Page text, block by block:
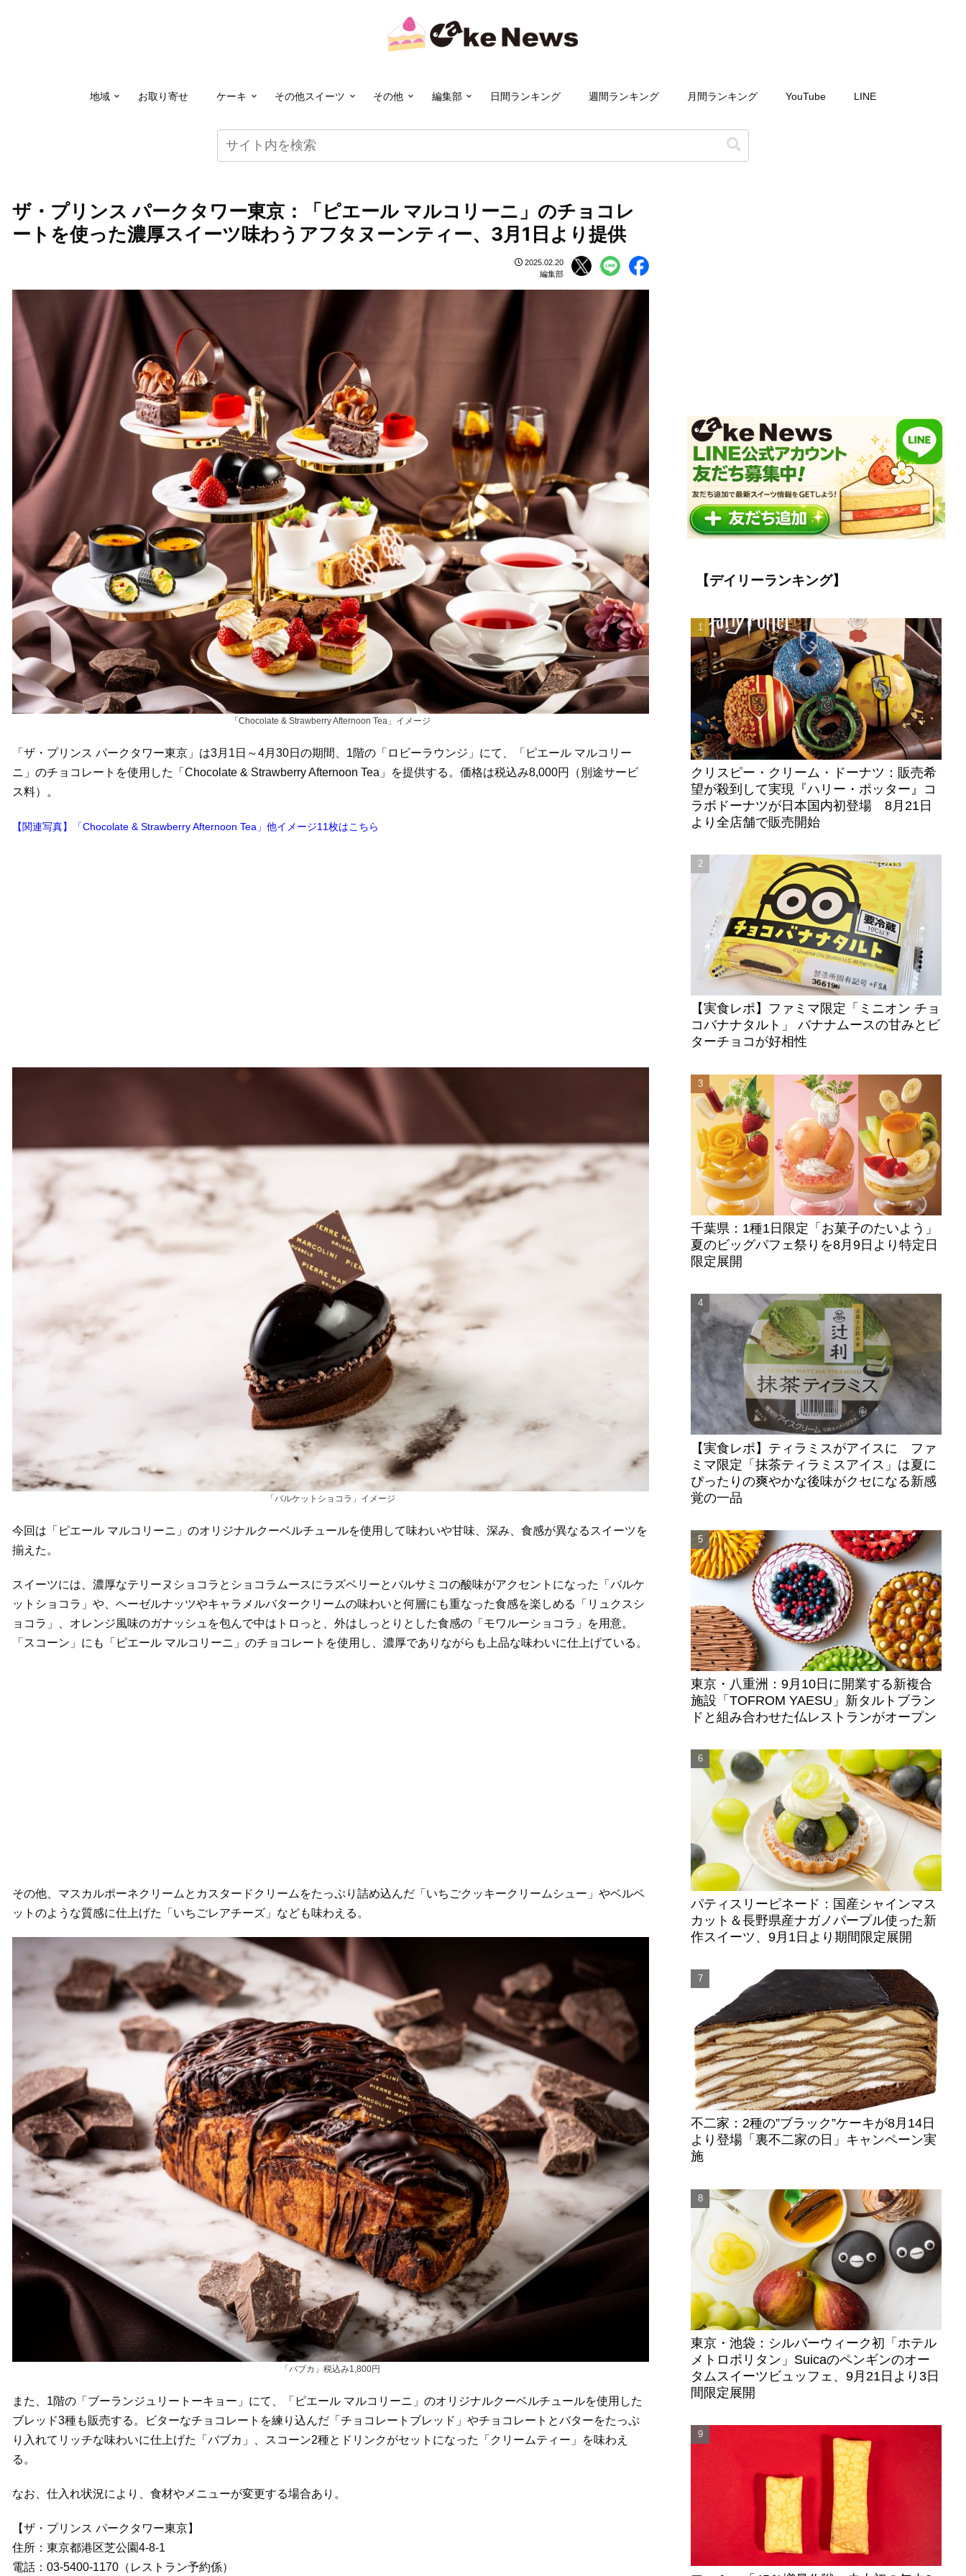
地域 お取り寄せ ケーキ その他スイーツ その他 編集部 日間ランキング 週間ランキング 月間ランキング YouTube LINE
ザ・プリンス パークタワー東京：「ピエール マルコリーニ」のチョコレ
ートを使った濃厚スイーツ味わうアフタヌーンティー、3月1日より提供
2025.02.20
編集部
「Chocolate & Strawberry Afternoon Tea」イメージ
「ザ・プリンス パークタワー東京」は3月1日～4月30日の期間、1階の「ロビーラウンジ」にて、「ピエール マルコリー
ニ」のチョコレートを使用した「Chocolate & Strawberry Afternoon Tea」を提供する。価格は税込み8,000円（別途サービ
ス料）。
【関連写真】「Chocolate & Strawberry Afternoon Tea」他イメージ11枚はこちら
「バルケットショコラ」イメージ
今回は「ピエール マルコリーニ」のオリジナルクーベルチュールを使用して味わいや甘味、深み、食感が異なるスイーツを
揃えた。
スイーツには、濃厚なテリーヌショコラとショコラムースにラズベリーとバルサミコの酸味がアクセントになった「バルケ
ットショコラ」や、ヘーゼルナッツやキャラメルバタークリームの味わいと何層にも重なった食感を楽しめる「リュクスシ
ョコラ」、オレンジ風味のガナッシュを包んで中はトロっと、外はしっとりとした食感の「モワルーショコラ」を用意。
「スコーン」にも「ピエール マルコリーニ」のチョコレートを使用し、濃厚でありながらも上品な味わいに仕上げている。
その他、マスカルポーネクリームとカスタードクリームをたっぷり詰め込んだ「いちごクッキークリームシュー」やベルベ
ットのような質感に仕上げた「いちごレアチーズ」なども味わえる。
「バブカ」税込み1,800円
また、1階の「ブーランジュリートーキョー」にて、「ピエール マルコリーニ」のオリジナルクーベルチュールを使用した
ブレッド3種も販売する。ビターなチョコレートを練り込んだ「チョコレートブレッド」やチョコレートとバターをたっぷ
り入れてリッチな味わいに仕上げた「バブカ」、スコーン2種とドリンクがセットになった「クリームティー」を味わえ
る。
なお、仕入れ状況により、食材やメニューが変更する場合あり。
【ザ・プリンス パークタワー東京】
住所：東京都港区芝公園4‐8‐1
電話：03‐5400‐1170（レストラン予約係）
【デイリーランキング】
クリスピー・クリーム・ドーナツ：販売希
望が殺到して実現『ハリー・ポッター』コ
ラボドーナツが日本国内初登場 8月21日
より全店舗で販売開始
【実食レポ】ファミマ限定「ミニオン チョ
コバナナタルト」 バナナムースの甘みとビ
ターチョコが好相性
千葉県：1種1日限定「お菓子のたいよう」
夏のビッグパフェ祭りを8月9日より特定日
限定展開
【実食レポ】ティラミスがアイスに ファ
ミマ限定「抹茶ティラミスアイス」は夏に
ぴったりの爽やかな後味がクセになる新感
覚の一品
東京・八重洲：9月10日に開業する新複合
施設「TOFROM YAESU」新タルトブラン
ドと組み合わせた仏レストランがオープン
パティスリーピネード：国産シャインマス
カット＆長野県産ナガノパープル使った新
作スイーツ、9月1日より期間限定展開
不二家：2種の”ブラック”ケーキが8月14日
より登場「裏不二家の日」キャンペーン実
施
東京・池袋：シルバーウィーク初「ホテル
メトロポリタン」Suicaのペンギンのオー
タムスイーツビュッフェ、9月21日より3日
間限定展開